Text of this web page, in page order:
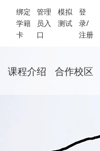
绑定
学籍
卡
管理
员入
口
模拟
测试
登
录/
注册
课程介绍 合作校区